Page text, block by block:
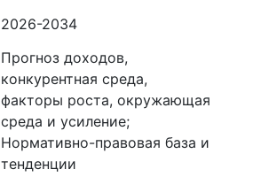
2026-2034
Прогноз доходов,
конкурентная среда,
факторы роста, окружающая
среда и усиление;
Нормативно-правовая база и
тенденции